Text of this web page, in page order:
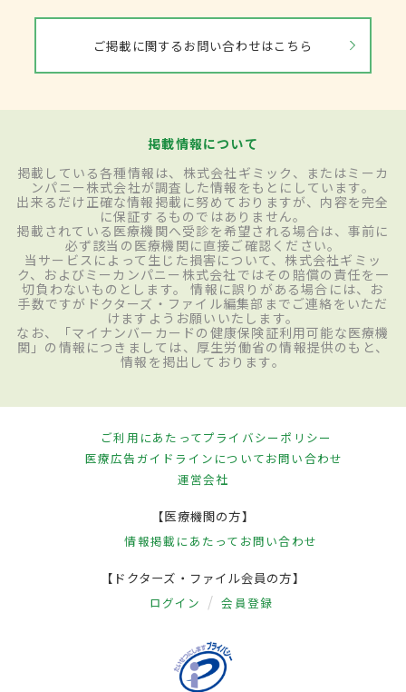
ご掲載に関するお問い合わせはこちら
掲載情報について
掲載している各種情報は、株式会社ギミック、またはミーカ
ンパニー株式会社が調査した情報をもとにしています。
出来るだけ正確な情報掲載に努めておりますが、内容を完全
に保証するものではありません。
掲載されている医療機関へ受診を希望される場合は、事前に
必ず該当の医療機関に直接ご確認ください。
当サービスによって生じた損害について、株式会社ギミッ
ク、およびミーカンパニー株式会社ではその賠償の責任を一
切負わないものとします。 情報に誤りがある場合には、お
手数ですがドクターズ・ファイル編集部までご連絡をいただ
けますようお願いいたします。
なお、「マイナンバーカードの健康保険証利用可能な医療機
関」の情報につきましては、厚生労働省の情報提供のもと、
情報を掲出しております。
ご利用にあたってプライバシーポリシー
医療広告ガイドラインについてお問い合わせ
運営会社
【医療機関の方】
情報掲載にあたって お問い合わせ
【ドクターズ・ファイル会員の方】
ログイン 会員登録